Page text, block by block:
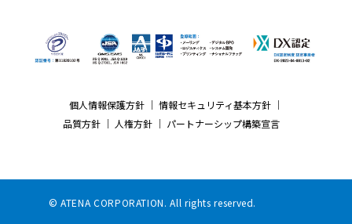
個人情報保護方針 ｜ 情報セキュリティ基本方針 ｜
品質方針 ｜ 人権方針 ｜ パートナーシップ構築宣言
© ATENA CORPORATION. All rights reserved.